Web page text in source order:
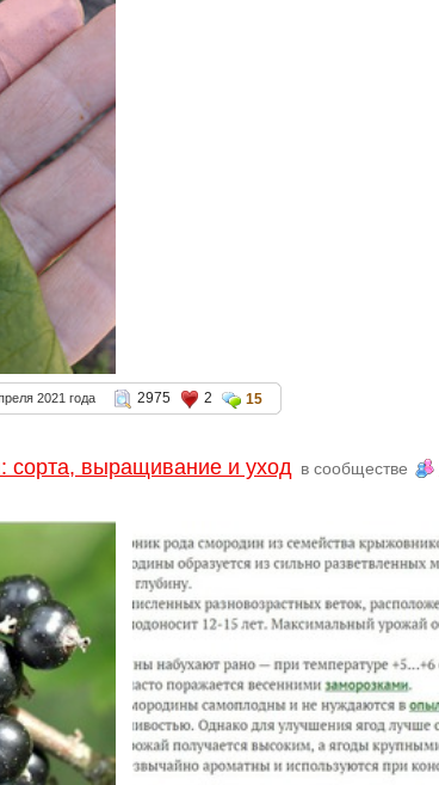
2021 года 2975 2 15
сорта, выращивание и уход в сообществе